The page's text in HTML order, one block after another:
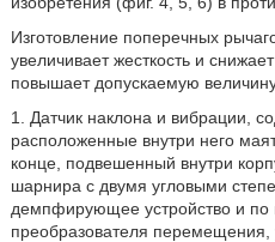
Изготовление поперечных
увеличивает жесткость и
повышает допускаемую
1. Датчик наклона и вибрации,
расположенные внутри него
конце, подвешенный внутри
шарнира с двумя угловыми
демпфирующее устройство и
преобразователя